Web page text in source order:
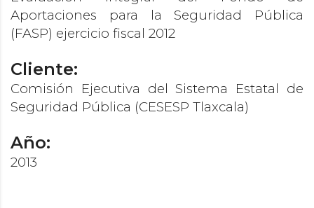
Aportaciones para la Seguridad Pública
(FASP) ejercicio fiscal 2012
Cliente:
Comisión Ejecutiva del Sistema Estatal de
Seguridad Pública (CESESP Tlaxcala)
Año:
2013